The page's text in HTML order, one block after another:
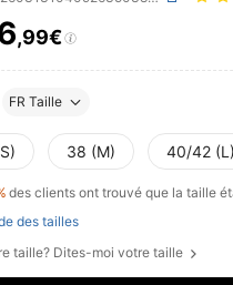
vacances à la plage
AND
,99€
FR Taille
38 (M) 40/42 (L)
des clients ont trouvé que la taille
des tailles
taille? Dites-moi votre taille